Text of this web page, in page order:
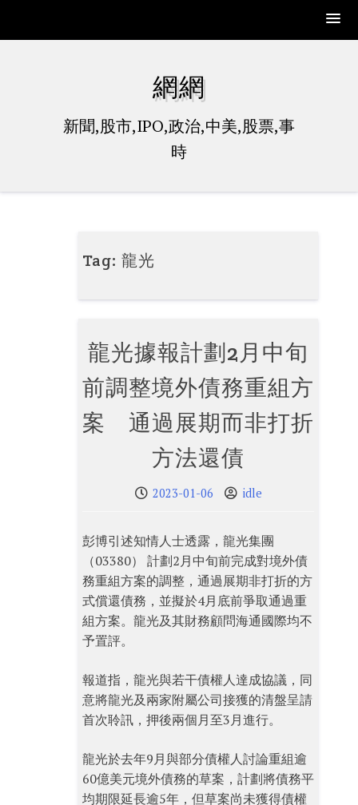
網網
新聞,股市,IPO,政治,中美,股票,事
時
Tag:龍光
龍光據報計劃2月中旬
前調整境外債務重組方
案 通過展期而非打折
方法還債
2023-01-06 idle
彭博引述知情人士透露，龍光集團
（03380） 計劃2月中旬前完成對境外債
務重組方案的調整，通過展期非打折的方
式償還債務，並擬於4月底前爭取通過重
組方案。龍光及其財務顧問海通國際均不
予置評。
報道指，龍光與若干債權人達成協議，同
意將龍光及兩家附屬公司接獲的清盤呈請
首次聆訊，押後兩個月至3月進行。
龍光於去年9月與部分債權人討論重組逾
60億美元境外債務的草案，計劃將債務平
均期限延長逾5年，但草案尚未獲得債權